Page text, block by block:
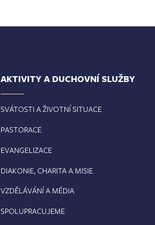
AKTIVITY A DUCHOVNÍ SLUŽBY
SVÁTOSTI A ŽIVOTNÍ SITUACE
PASTORACE
EVANGELIZACE
DIAKONIE, CHARITA A MISIE
VZDĚLÁVÁNÍ A MÉDIA
SPOLUPRACUJEME